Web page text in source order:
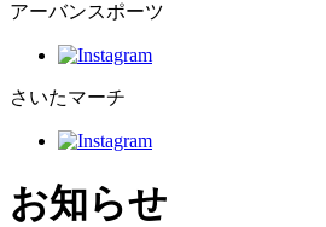
アーバンスポーツ
さいたマーチ
お知らせ